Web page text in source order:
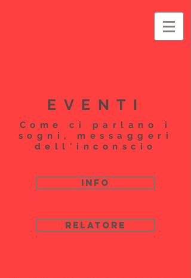
EVENTI
Come ci parlano i
sogni, messaggeri
dell'inconscio
INFO
RELATORE